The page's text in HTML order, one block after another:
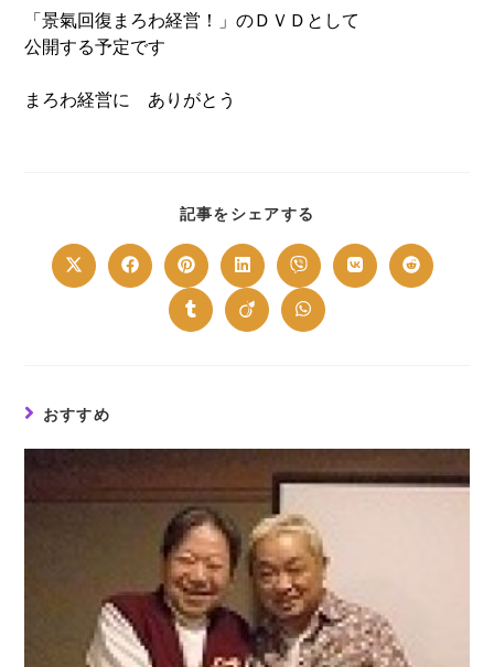
「景氣回復まろわ経営！」のＤＶＤとして
公開する予定です
まろわ経営に ありがとう
記事をシェアする
CONTENT
Opens
in
Opens
in
window
Opens
in
a
new
window
Opens
in
a
new
window
Opens
in
a
new
window
Opens
in
Opens
in
Opens
in
Opens
in
Opens
in
おすすめ